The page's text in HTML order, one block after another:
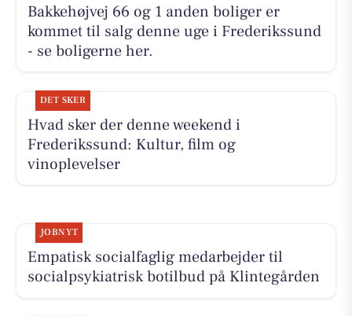
Bakkehøjvej 66 og 1 anden boliger er
kommet til salg denne uge i Frederikssund
- se boligerne her.
DET SKER
Hvad sker der denne weekend i
Frederikssund: Kultur, film og
vinoplevelser
JOBNYT
Empatisk socialfaglig medarbejder til
socialpsykiatrisk botilbud på Klintegården